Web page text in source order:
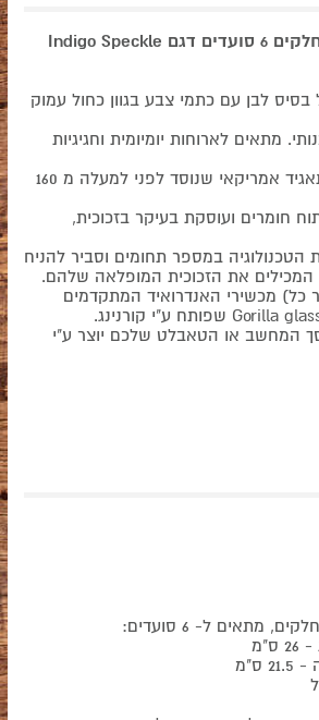
סט צלחות קורל 18 חלקים 6 סועדים דגם Indigo Speckle
בסיס לבן עם כתמי צבע בגוון כחול עמוק
מתאים לארוחות יומיומית וחגיגיות
חברת קורנינג הינה תאגיד אמריקאי שנוסד לפני למעלה מ 160
חומרים ועוסקת בעיקר בזכוכית,
במספר תחומים וסביר להניח
את הזכוכית המופלאה שלהם.
מכשירי האנדרואיד המתקדמים
המחשב או הטאבלט שלכם יוצר ע"י